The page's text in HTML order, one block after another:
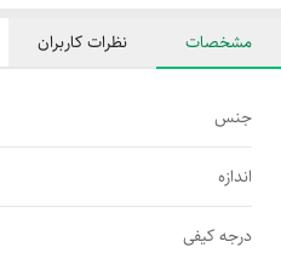
مشخصات نظرات کاربران
جنس
اندازه
درجه کیفی